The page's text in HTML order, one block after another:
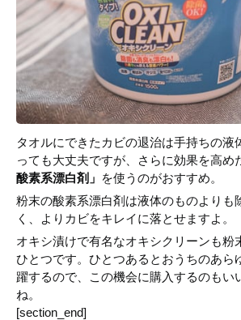
タオルにできたカビの退治は手持ちの液
っても大丈夫ですが、さらに効果を高め
酸素系漂白剤」 を使うのがおすすめ。
粉末の酸素系漂白剤は液体のものよりも
く、よりカビをキレイに落とせますよ。
オキシ漬けで有名なオキシクリーンも粉
ひとつです。ひとつあるとおうちのあら
躍するので、この機会に購入するのもい
ね。
[section_end]